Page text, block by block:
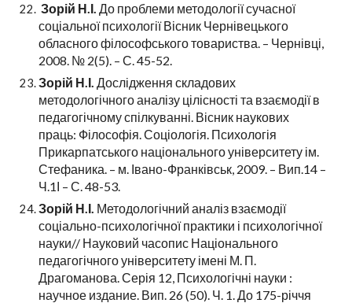
Зорій Н.І. До проблеми методології сучасної
соціальної психології Вісник Чернівецького
обласного філософського товариства. – Чернівці,
2008. № 2(5). – С. 45-52.
Зорій Н.І. Дослідження складових
методологічного аналізу цілісності та взаємодії в
педагогічному спілкуванні. Вісник наукових
праць: Філософія. Соціологія. Психологія
Прикарпатського національного університету ім.
Стефаника. – м. Івано-Франківськ, 2009. – Вип.14 –
Ч.1І – С. 48-53.
Зорій Н.І. Методологічний аналіз взаємодії
соціально-психологічної практики і психологічної
науки// Науковий часопис Національного
педагогічного університету імені М. П.
Драгоманова. Серія 12, Психологічні науки :
научное издание. Вип. 26 (50). Ч. 1. До 175-річчя